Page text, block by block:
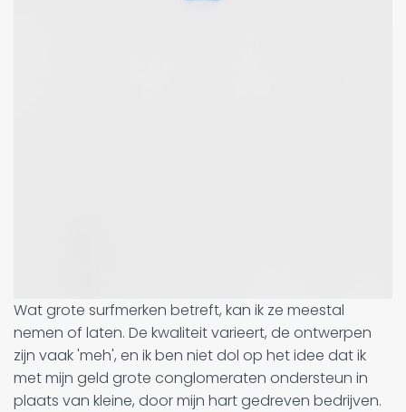
Wat grote surfmerken betreft, kan ik ze meestal
nemen of laten. De kwaliteit varieert, de ontwerpen
zijn vaak 'meh', en ik ben niet dol op het idee dat ik
met mijn geld grote conglomeraten ondersteun in
plaats van kleine, door mijn hart gedreven bedrijven.